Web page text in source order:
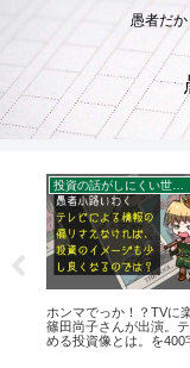
愚者だ
ホンマでっか！？TVに
篠田尚子さんが出演。
める投資像とは。を400